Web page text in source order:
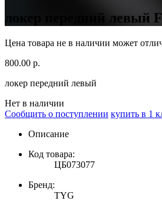
локер передний левый
Цена товара не в наличии может
800.00 р.
локер передний левый
Нет в наличии
Сообщить о поступлении купить в 1
Описание
Код товара:
ЦБ073077
Бренд:
TYG